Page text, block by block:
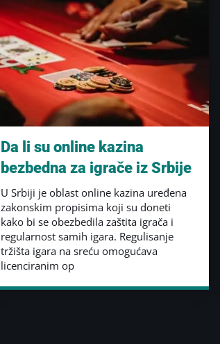
Da li su online kazina
bezbedna za igrače iz Srbije
U Srbiji je oblast online kazina uređena
zakonskim propisima koji su doneti
kako bi se obezbedila zaštita igrača i
regularnost samih igara. Regulisanje
tržišta igara na sreću omogućava
licenciranim op